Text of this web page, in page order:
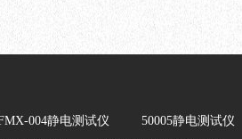
004静电测试仪 50005静电测试仪